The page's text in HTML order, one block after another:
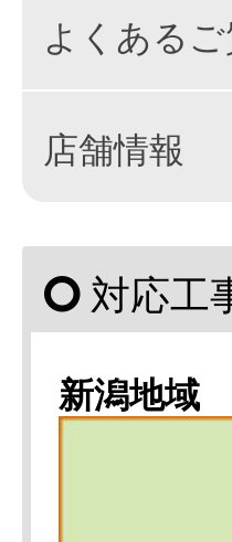
よくある
店舗情報
対応工
新潟地域